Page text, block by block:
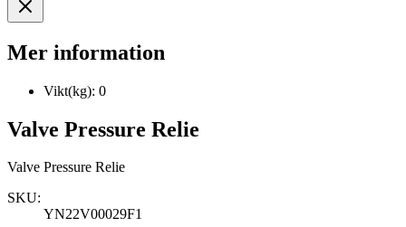
Mer information
Vikt(kg): 0
Valve Pressure Relie
Valve Pressure Relie
SKU:
YN22V00029F1